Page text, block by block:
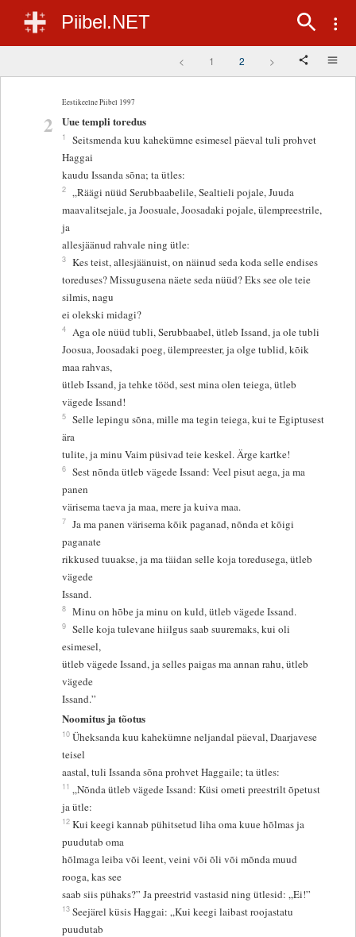
Piibel.NET
< 1 2 >
Eestikeelne Piibel 1997
2 Uue templi toredus
1
Seitsmenda kuu kahekümne esimesel päeval tuli prohvet
Haggai
kaudu Issanda sõna; ta ütles:
2 „Räägi nüüd Serubbaabelile, Sealtieli pojale, Juuda
maavalitsejale, ja Joosuale, Joosadaki pojale, ülempreestrile,
ja
allesjäänud rahvale ning ütle:
3 Kes teist, allesjäänuist, on näinud seda koda selle endises
toreduses? Missugusena näete seda nüüd? Eks see ole teie
silmis, nagu
ei olekski midagi?
4 Aga ole nüüd tubli, Serubbaabel, ütleb Issand, ja ole tubli
Joosua, Joosadaki poeg, ülempreester, ja olge tublid, kõik
maa rahvas,
ütleb Issand, ja tehke tööd, sest mina olen teiega, ütleb
vägede Issand!
5 Selle lepingu sõna, mille ma tegin teiega, kui te Egiptusest
ära
tulite, ja minu Vaim püsivad teie keskel. Ärge kartke!
6 Sest nõnda ütleb vägede Issand: Veel pisut aega, ja ma
panen
värisema taeva ja maa, mere ja kuiva maa.
7 Ja ma panen värisema kõik paganad, nõnda et kõigi
paganate
rikkused tuuakse, ja ma täidan selle koja toredusega, ütleb
vägede
Issand.
8 Minu on hõbe ja minu on kuld, ütleb vägede Issand.
9 Selle koja tulevane hiilgus saab suuremaks, kui oli
esimesel,
ütleb vägede Issand, ja selles paigas ma annan rahu, ütleb
vägede
Issand.”
Noomitus ja tõotus
10 Üheksanda kuu kahekümne neljandal päeval, Daarjavese
teisel
aastal, tuli Issanda sõna prohvet Haggaile; ta ütles:
11 „Nõnda ütleb vägede Issand: Küsi ometi preestrilt õpetust
ja ütle:
12 Kui keegi kannab pühitsetud liha oma kuue hõlmas ja
puudutab oma
hõlmaga leiba või leent, veini või õli või mõnda muud
rooga, kas see
saab siis pühaks?” Ja preestrid vastasid ning ütlesid: „Ei!”
13 Seejärel küsis Haggai: „Kui keegi laibast roojastatu
puudutab